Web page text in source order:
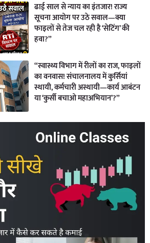
ढाई साल से न्याय का इंतजार! राज्य
सूचना आयोग पर उठे सवाल—क्या
फाइलों से तेज चल रही है ‘सेटिंग’ की
हवा?”
“स्वास्थ्य विभाग में रीलों का राज, फाइलों
का वनवास! संचालनालय में कुर्सियां
स्थायी, कर्मचारी अस्थायी—कार्य आबंटन
या ‘कुर्सी बचाओ महाअभियान’?”